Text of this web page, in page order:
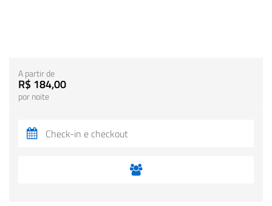
A partir de
R$ 184,00
por noite